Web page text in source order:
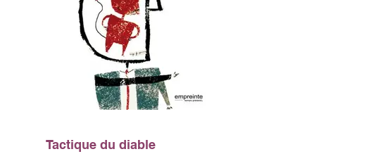
Tactique du diable